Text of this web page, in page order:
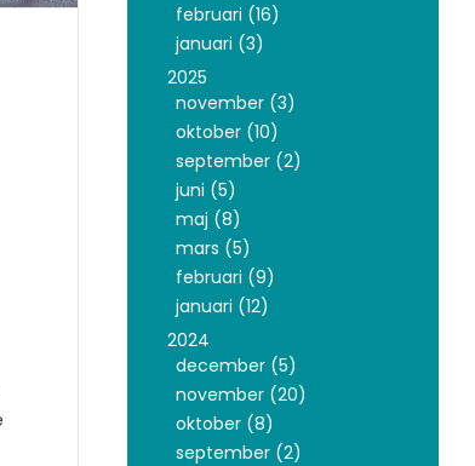
februari (16)
januari (3)
2025
november (3)
oktober (10)
september (2)
juni (5)
maj (8)
mars (5)
februari (9)
januari (12)
2024
december (5)
november (20)
oktober (8)
september (2)